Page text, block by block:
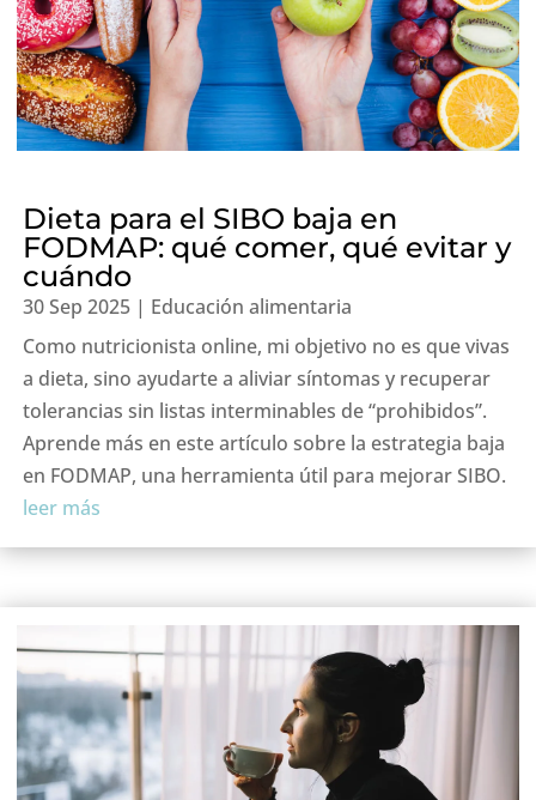
Dieta para el SIBO baja en
FODMAP: qué comer, qué evitar y
cuándo
30 Sep 2025 | Educación alimentaria
Como nutricionista online, mi objetivo no es que vivas
a dieta, sino ayudarte a aliviar síntomas y recuperar
tolerancias sin listas interminables de “prohibidos”.
Aprende más en este artículo sobre la estrategia baja
en FODMAP, una herramienta útil para mejorar SIBO.
leer más